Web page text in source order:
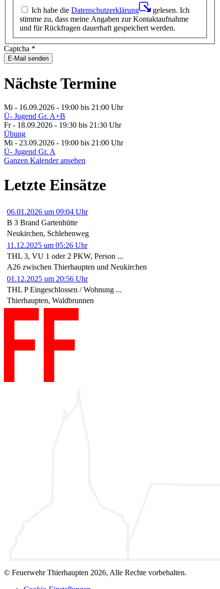
Ich habe die Datenschutzerklärung
gelesen. Ich
stimme zu, dass meine Angaben zur Kontaktaufnahme
und für Rückfragen dauerhaft gespeichert werden.
Captcha *
E-Mail senden
Nächste Termine
Mi - 16.09.2026 - 19:00 bis 21:00 Uhr
Ü- Jugend Gr. A+B
Fr - 18.09.2026 - 19:30 bis 21:30 Uhr
Übung
Mi - 23.09.2026 - 19:00 bis 21:00 Uhr
Ü- Jugend Gr. A
Ganzen Kalender ansehen
Letzte Einsätze
06.01.2026 um 09:04 Uhr
B 3 Brand Gartenhütte
Neukirchen, Schlehenweg
11.12.2025 um 05:26 Uhr
THL 3, VU 1 oder 2 PKW, Person ...
A26 zwischen Thierhaupten und Neukirchen
01.12.2025 um 20:56 Uhr
THL P Eingeschlossen / Wohnung ...
Thierhaupten, Waldbrunnen
© Feuerwehr Thierhaupten 2026, Alle Rechte vorbehalten.